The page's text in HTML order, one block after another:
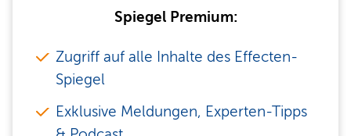
Spiegel Premium:
Zugriff auf alle Inhalte des Effecten-
Spiegel
Exklusive Meldungen, Experten-Tipps